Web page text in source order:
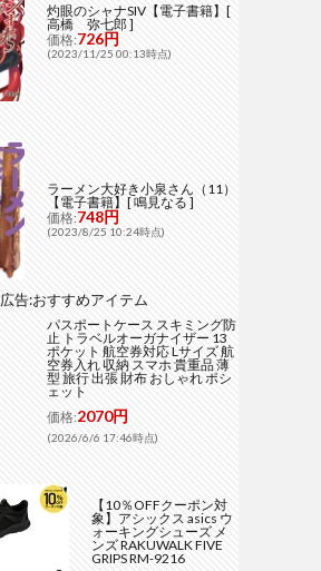
灼眼のシャナSIV【電子書籍】[
高橋 弥七郎 ]
価格:726円
(2023/11/25 00:13時点)
ラーメン大好き小泉さん（11）
【電子書籍】[ 鳴見なる ]
価格:748円
(2023/8/25 10:24時点)
広告:おすすめアイテム
パスポートケース スキミング防
止 トラベルオーガナイザー 13
ポケット 航空券対応 Lサイズ 航
空券入れ 収納 スマホ 貴重品 薄
型 旅行 出張 財布 おしゃれ ポシ
ェット
価格:2070円
(2026/6/6 17:46時点)
【10％OFFクーポン対
象】アシックス asics ウ
ォーキングシューズ メ
ンズ RAKUWALK FIVE
GRIPS RM-9216